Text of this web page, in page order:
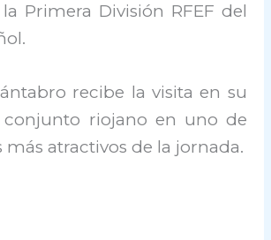
Primera División RFEF del
recibe la visita en su
riojano en uno de
más atractivos de la jornada.